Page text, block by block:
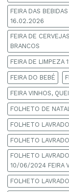
FEIRA DAS
16.02.2026
FEIRA DE
BRANCOS
FEIRA DE
FEIRA DO BEBÉ
FEIRA VINHOS,
FOLHETO DE
FOLHETO
FOLHETO
FOLHETO
10/06/2024 FEIRA
FOLHETO